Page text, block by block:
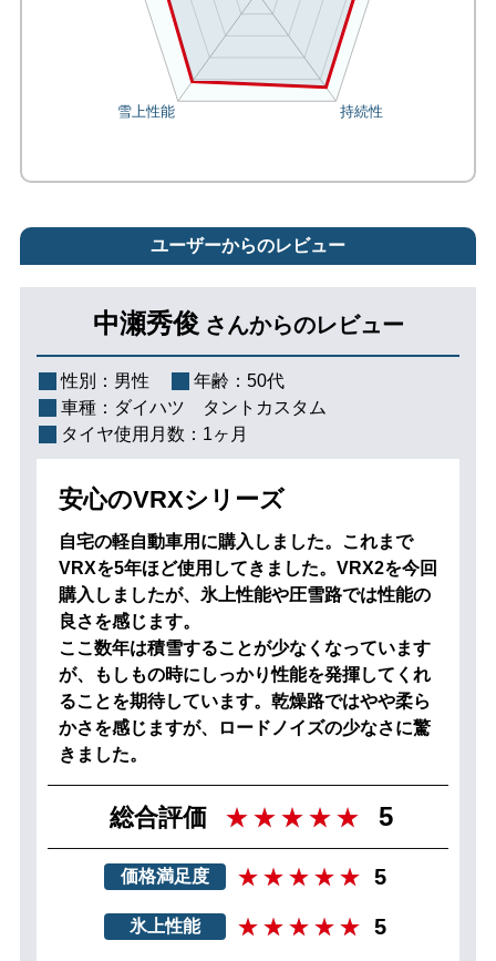
ユーザーからのレビュー
中瀬秀俊 さんからのレビュー
性別： 男性 年齢： 50代
車種： ダイハツ タントカスタム
タイヤ使用月数： 1ヶ月
安心のVRXシリーズ
自宅の軽自動車用に購入しました。これまで
VRXを5年ほど使用してきました。VRX2を今回
購入しましたが、氷上性能や圧雪路では性能の
良さを感じます。
ここ数年は積雪することが少なくなっています
が、もしもの時にしっかり性能を発揮してくれ
ることを期待しています。乾燥路ではやや柔ら
かさを感じますが、ロードノイズの少なさに驚
きました。
総合評価 5
価格満足度 5
氷上性能 5